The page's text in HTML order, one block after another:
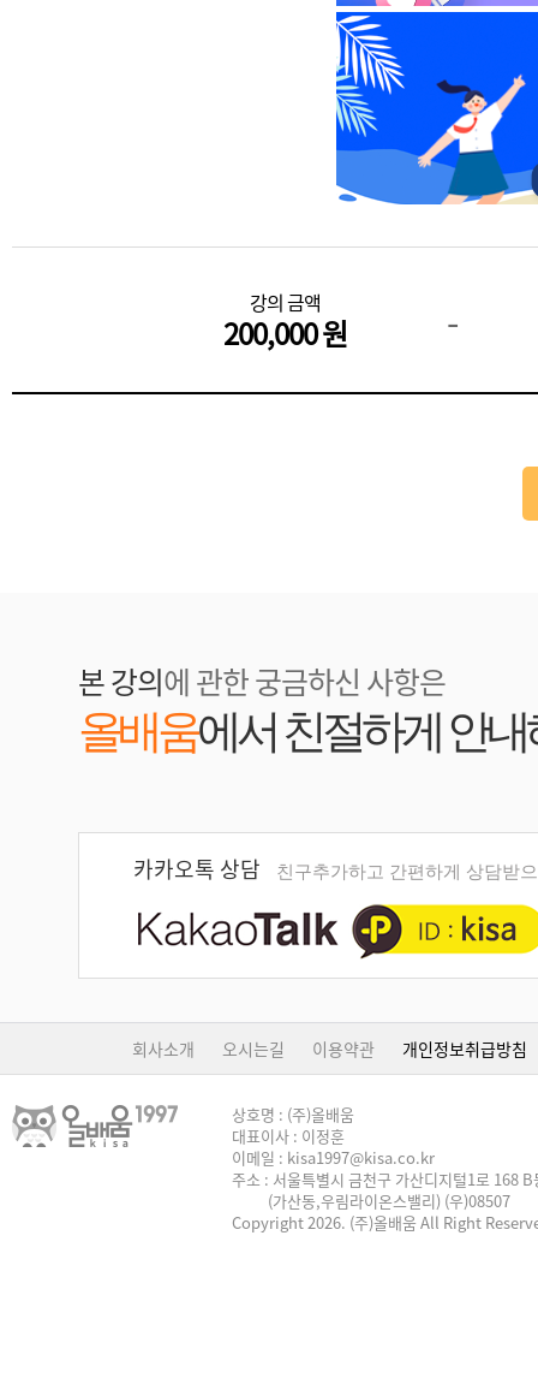
강의 금액
200,000 원 -
본 강의에 관한 궁금하신 사항은
올배움에서 친절하게 안
카카오톡 상담 친구추가하고 간편하게 상담받
회사소개 오시는길 이용약관 개인정보취급방침
상호명 : (주)올배움
대표이사 : 이정훈
이메일 : kisa1997@kisa.co.kr
주소 : 서울특별시 금천구 가산디지털1로 168
(가산동,우림라이온스밸리) (우)08507
Copyright 2026. (주)올배움 All Right